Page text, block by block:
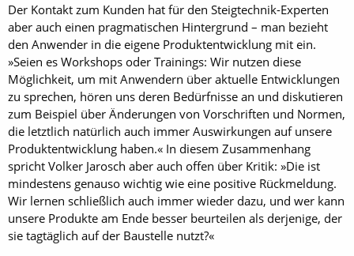
Der Kontakt zum Kunden hat für den Steigtechnik-Experten
aber auch einen pragmatischen Hintergrund – man bezieht
den Anwender in die eigene Produktentwicklung mit ein.
»Seien es Workshops oder Trainings: Wir nutzen diese
Möglichkeit, um mit Anwendern über aktuelle Entwicklungen
zu sprechen, hören uns deren Bedürfnisse an und diskutieren
zum Beispiel über Änderungen von Vorschriften und Normen,
die letztlich natürlich auch immer Auswirkungen auf unsere
Produktentwicklung haben.« In diesem Zusammenhang
spricht Volker Jarosch aber auch offen über Kritik: »Die ist
mindestens genauso wichtig wie eine positive Rückmeldung.
Wir lernen schließlich auch immer wieder dazu, und wer kann
unsere Produkte am Ende besser beurteilen als derjenige, der
sie tagtäglich auf der Baustelle nutzt?«